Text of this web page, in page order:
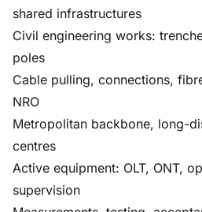
shared infrastructures
Civil engineering works:
poles
Cable pulling, connections,
NRO
Metropolitan backbone, long-
centres
Active equipment: OLT, ONT,
supervision